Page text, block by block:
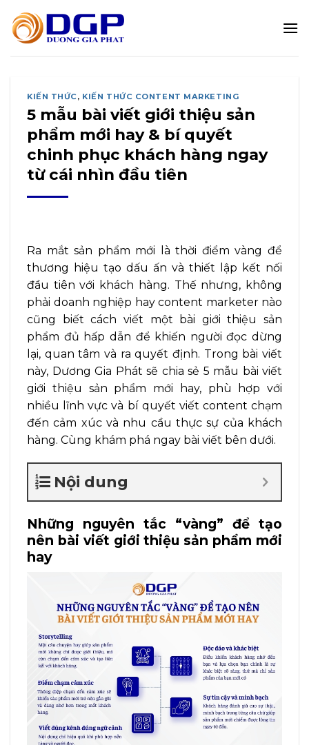
qua
dung
KIẾN THỨC, KIẾN THỨC CONTENT MARKETING
5 mẫu bài viết giới thiệu sản
phẩm mới hay & bí quyết
chinh phục khách hàng ngay
từ cái nhìn đầu tiên
Ra mắt sản phẩm mới là thời điểm vàng để
thương hiệu tạo dấu ấn và thiết lập kết nối
đầu tiên với khách hàng. Thế nhưng, không
phải doanh nghiệp hay content marketer nào
cũng biết cách viết một bài giới thiệu sản
phẩm đủ hấp dẫn để khiến người đọc dừng
lại, quan tâm và ra quyết định. Trong bài viết
này, Dương Gia Phát sẽ chia sẻ 5 mẫu bài viết
giới thiệu sản phẩm mới hay, phù hợp với
nhiều lĩnh vực và bí quyết viết content chạm
đến cảm xúc và nhu cầu thực sự của khách
hàng. Cùng khám phá ngay bài viết bên dưới.
Nội dung
Những nguyên tắc “vàng” để tạo
nên bài viết giới thiệu sản phẩm mới
hay